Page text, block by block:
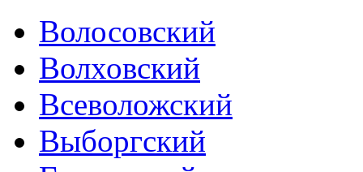
Волосовский
Волховский
Всеволожский
Выборгский